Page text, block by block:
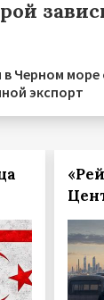
в Черном
экспорт